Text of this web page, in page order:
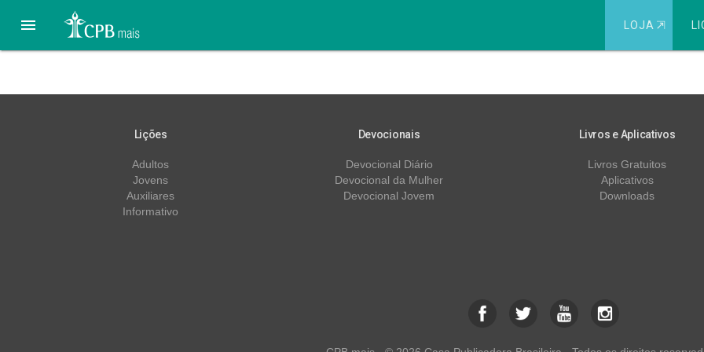
 LOJA ⇱
Lições
Adultos
Jovens
Auxiliares
Informativo
Devocionais
Devocional Diário
Devocional da Mulher
Devocional Jovem
Livros e Aplicativos
Livros Gratuitos
Aplicativos
Downloads